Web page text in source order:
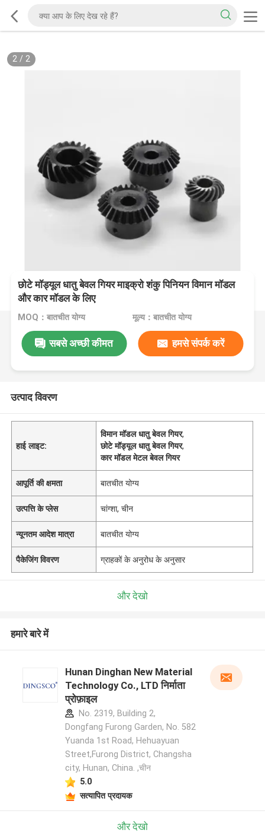
2/ 2
छोटे मॉड्यूल धातु बेवल गियर माइक्रो शंकु पिनियन विमान मॉडल
और कार मॉडल के लिए
MOQ：बातचीत योग्य मूल्य：बातचीत योग्य
सबसे अच्छी कीमत हमसे संपर्क करें
उत्पाद विवरण
हाई लाइट:
विमान मॉडल धातु बेवल गियर,
छोटे मॉड्यूल धातु बेवल गियर,
कार मॉडल मेटल बेवल गियर
आपूर्ति की क्षमता बातचीत योग्य
उत्पत्ति के प्लेस चांग्शा, चीन
न्यूनतम आदेश मात्रा बातचीत योग्य
पैकेजिंग विवरण ग्राहकों के अनुरोध के अनुसार
और देखो
हमारे बारे में
Hunan Dinghan New Material
Technology Co., LTD निर्माता
प्रोफ़ाइल
No. 2319, Building 2,
Dongfang Furong Garden, No. 582
Yuanda 1st Road, Hehuayuan
Street,Furong District, Changsha
city, Hunan, China. ,चीन
5.0
सत्यापित प्रदायक
और देखो